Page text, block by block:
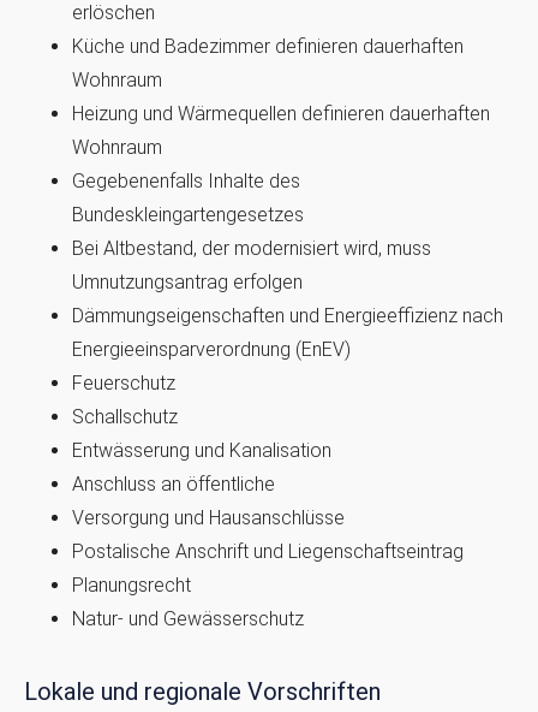
erlöschen
Küche und Badezimmer definieren dauerhaften
Wohnraum
Heizung und Wärmequellen definieren dauerhaften
Wohnraum
Gegebenenfalls Inhalte des
Bundeskleingartengesetzes
Bei Altbestand, der modernisiert wird, muss
Umnutzungsantrag erfolgen
Dämmungseigenschaften und Energieeffizienz nach
Energieeinsparverordnung (EnEV)
Feuerschutz
Schallschutz
Entwässerung und Kanalisation
Anschluss an öffentliche
Versorgung und Hausanschlüsse
Postalische Anschrift und Liegenschaftseintrag
Planungsrecht
Natur- und Gewässerschutz
Lokale und regionale Vorschriften